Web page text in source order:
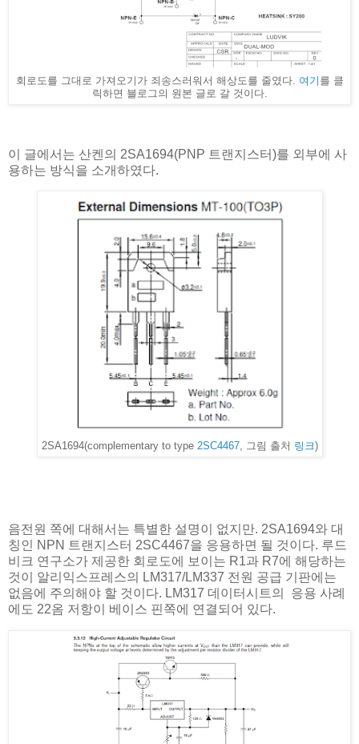
회로도를 그대로 가져오기가 죄송스러워서 해상도를 줄였다. 여기 를 클
릭하면 블로그의 원본 글로 갈 것이다.
이 글에서는 산켄의 2SA1694(PNP 트랜지스터)를 외부에 사
용하는 방식을 소개하였다.
2SA1694(complementary to type 2SC4467, 그림 출처 링크)
음전원 쪽에 대해서는 특별한 설명이 없지만. 2SA1694와 대
칭인 NPN 트랜지스터 2SC4467을 응용하면 될 것이다. 루드
비크 연구소가 제공한 회로도에 보이는 R1과 R7에 해당하는
것이 알리익스프레스의 LM317/LM337 전원 공급 기판에는
없음에 주의해야 할 것이다. LM317 데이터시트의 응용 사례
에도 22옴 저항이 베이스 핀쪽에 연결되어 있다.